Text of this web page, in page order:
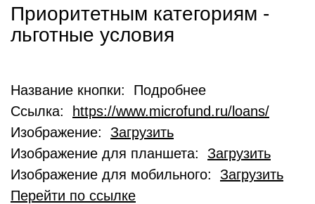
Приоритетным категориям -
льготные условия
Название кнопки: Подробнее
Ссылка:
https://www.microfund.ru/loans/
Изображение: Загрузить
Изображение для планшета: Загрузить
Изображение для мобильного: Загрузить
Перейти по ссылке